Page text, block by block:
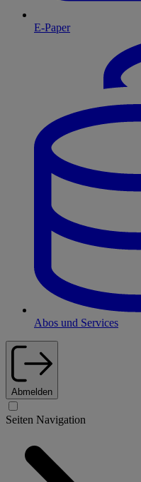
E-Paper
Abos und Services
Abmelden
Seiten Navigation